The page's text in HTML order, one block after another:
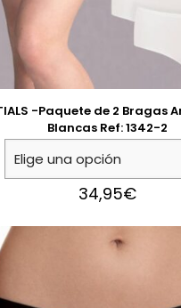
-Paquete de 2 Bragas
Blancas Ref: 1342-2
34,95€